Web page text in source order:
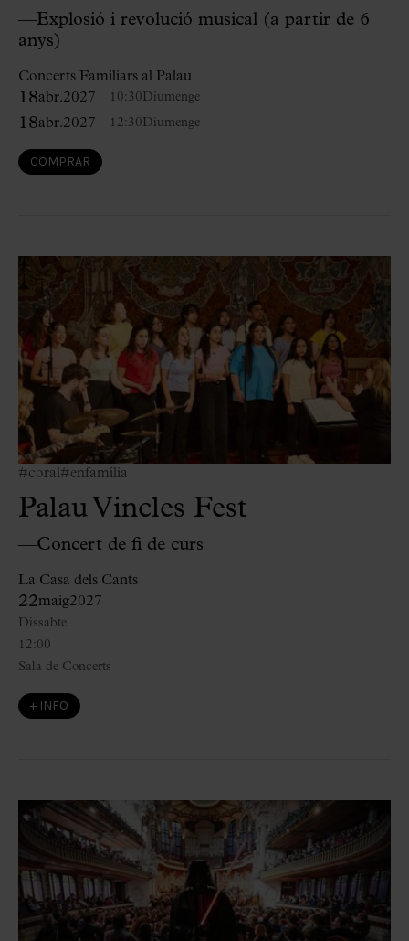
—Explosió i revolució musical (a partir de 6
anys)
Concerts Familiars al Palau
18abr.2027 10:30Diumenge
18abr.2027 12:30Diumenge
COMPRAR
#coral #enfamília
Palau Vincles Fest
—Concert de fi de curs
La Casa dels Cants
22maig2027
12:00
Dissabte
Sala de Concerts
+ INFO